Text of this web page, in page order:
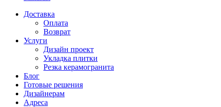
Доставка
Оплата
Возврат
Услуги
Дизайн проект
Укладка плитки
Резка керамогранита
Блог
Готовые решения
Дизайнерам
Адреса